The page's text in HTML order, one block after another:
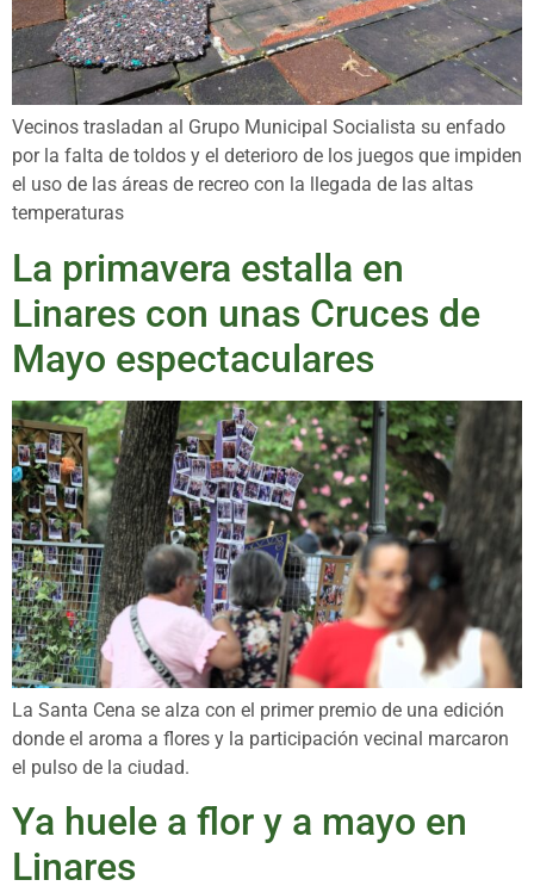
Vecinos trasladan al Grupo Municipal Socialista su enfado
por la falta de toldos y el deterioro de los juegos que impiden
el uso de las áreas de recreo con la llegada de las altas
temperaturas
La primavera estalla en
Linares con unas Cruces de
Mayo espectaculares
La Santa Cena se alza con el primer premio de una edición
donde el aroma a flores y la participación vecinal marcaron
el pulso de la ciudad.
Ya huele a flor y a mayo en
Linares